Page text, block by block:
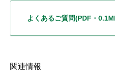
よくあるご質問(PDF・
関連情報